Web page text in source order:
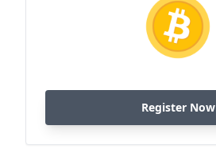
Register Now